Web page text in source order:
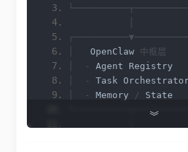
OpenClaw 中枢层
- Agent Registry
- Task
- Memory / State